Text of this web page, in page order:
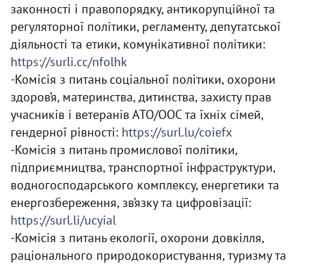
законності і правопорядку, антикорупційної та
регуляторної політики, регламенту, депутатської
діяльності та етики, комунікативної політики:
https://surli.cc/nfolhk
-Комісія з питань соціальної політики, охорони
здоров’я, материнства, дитинства, захисту прав
учасників і ветеранів АТО/ООС та їхніх сімей,
гендерної рівності: https://surl.lu/coiefx
-Комісія з питань промислової політики,
підприємництва, транспортної інфраструктури,
водногосподарського комплексу, енергетики та
енергозбереження, зв’язку та цифровізації:
https://surl.li/ucyial
-Комісія з питань екології, охорони довкілля,
раціонального природокористування, туризму та